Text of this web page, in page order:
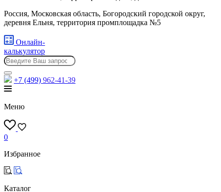
Россия, Московская область, Богородский городской округ,
деревня Ельня, территория промплощадка №5
Онлайн-
калькулятор
+7 (499) 962-41-39
Меню
0
Избранное
Каталог